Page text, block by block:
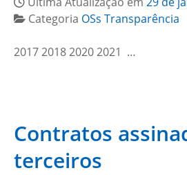
Categoria OSs Transparência
2017 2018 2020 2021 …
Contratos
terceiros